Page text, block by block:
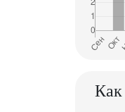
Как